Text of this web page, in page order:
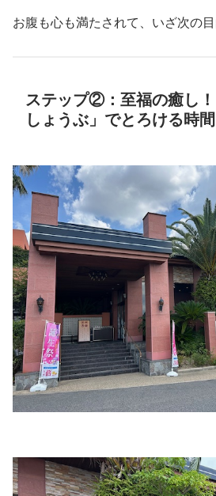
お腹も心も満たされて、いざ次の目
ステップ②：至福の癒し
しょうぶ」でとろける時間